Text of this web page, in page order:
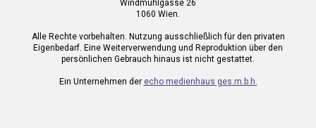
Windmühlgasse 26
1060 Wien.
Alle Rechte vorbehalten. Nutzung ausschließlich für den privaten
Eigenbedarf. Eine Weiterverwendung und Reproduktion über den
persönlichen Gebrauch hinaus ist nicht gestattet.
Ein Unternehmen der echo medienhaus ges.m.b.h.